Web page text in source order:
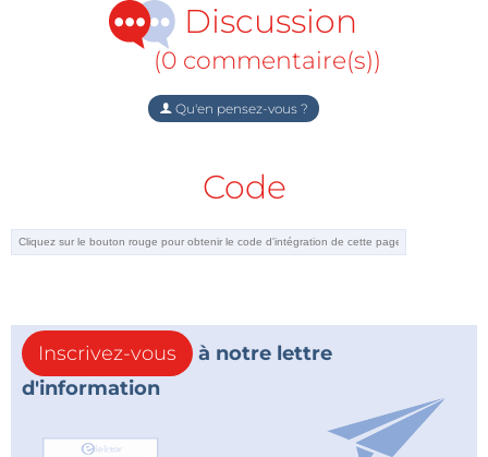
Discussion
(0 commentaire(s))
Qu'en pensez-vous ?
Code
Inscrivez-vous
à notre lettre
d'information